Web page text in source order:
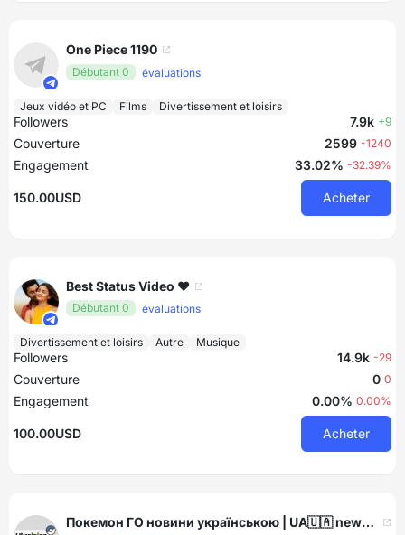
One Piece 1190
Débutant 0 évaluations
Jeux vidéo et PC Films Divertissement et loisirs
Followers 7.9k +9
Couverture 2599 -1240
Engagement 33.02% -32.39%
150.00USD Acheter
Best Status Video ❤️
Débutant 0 évaluations
Divertissement et loisirs Autre Musique
Followers 14.9k -29
Couverture 0 0
Engagement 0.00% 0.00%
100.00USD Acheter
Покемон ГО новини українською | UA🇺🇦 news #УкрТґ